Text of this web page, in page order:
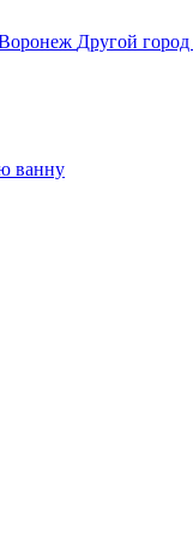
Другой город
ванну